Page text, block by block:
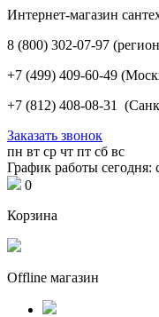
Интернет-магазин
8 (800) 302-07-97
+7 (499) 409-60-49
+7 (812) 408-08-31
Заказать звонок
пн вт ср чт пт сб вс
График работы сегодня:
0
Корзина
Offline магазин